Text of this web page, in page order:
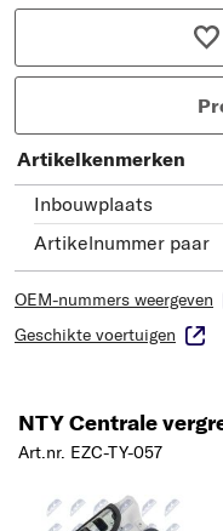
Artikelkenmerken
Inbouwplaats
Artikelnummer paar
OEM-nummers weergeven
Geschikte voertuigen
NTY Centrale
Art.nr. EZC-TY-057